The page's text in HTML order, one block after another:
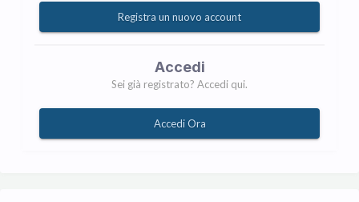
Registra un nuovo account
Accedi
Sei già registrato? Accedi qui.
Accedi Ora